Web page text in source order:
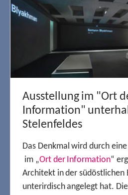
Ausstellung im "Ort
Information"
Stelenfeldes
Das Denkmal wird durch
im „Ort der Information“
Architekt in der südöstlichen
unterirdisch angelegt hat.